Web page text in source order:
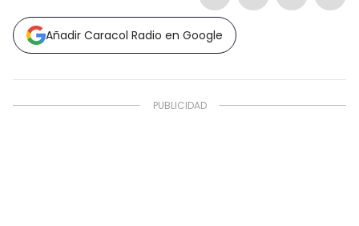
Añadir Caracol Radio en Google